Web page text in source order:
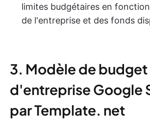
limites budgétaires en
de l'entreprise et des fonds
3. Modèle de budget
d'entreprise Google
par Template. net